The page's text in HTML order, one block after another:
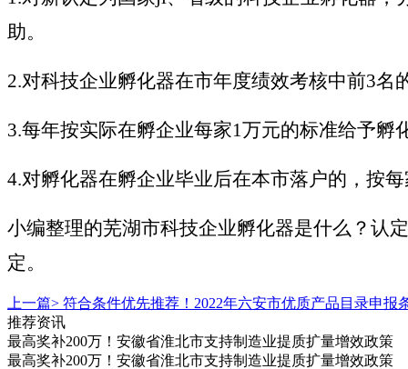
助。
2.对科技企业孵化器在市年度绩效考核中前3名
3.每年按实际在孵企业每家1万元的标准给予孵
4.对孵化器在孵企业毕业后在本市落户的，按
小编整理的芜湖市科技企业孵化器是什么？认
定。
上一篇> 符合条件优先推荐！2022年六安市优质产品目录申报
推荐资讯
最高奖补200万！安徽省淮北市支持制造业提质扩量增效政策
最高奖补200万！安徽省淮北市支持制造业提质扩量增效政策